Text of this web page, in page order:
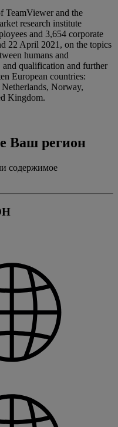
TeamViewer and the
research institute
and 3,654 corporate
22 April 2021, on the topics
humans and
qualification and further
European countries:
Norway,
Kingdom.
Ваш регион
содержимое